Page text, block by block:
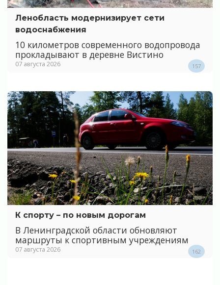
Ленобласть модернизирует сети
водоснабжения
10 километров современного водопровода
прокладывают в деревне Вистино
07 августа 2026 157
К спорту – по новым дорогам
В Ленинградской области обновляют
маршруты к спортивным учреждениям
07 августа 2026 162